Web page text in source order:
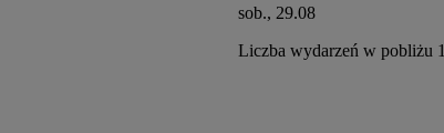
sob., 29.08
Liczba wydarzeń w pobliżu 1